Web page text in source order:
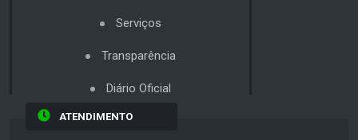
Serviços
Transparência
Diário Oficial
ATENDIMENTO